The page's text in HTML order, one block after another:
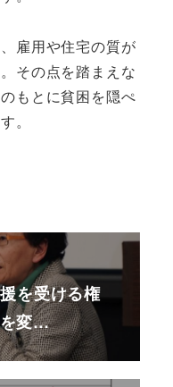
雇用や住宅の質が
その点を踏まえな
もとに貧困を隠ぺ
。
を受ける権
を変…